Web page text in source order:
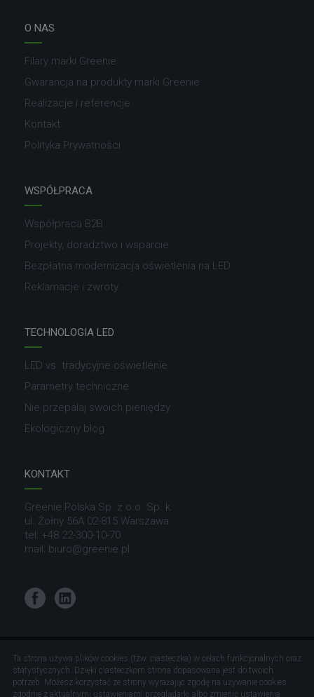
O NAS
Filary marki Greenie
Gwarancja na produkty marki Greenie
Realizacje i referencje
Kontakt
Polityka Prywatności
WSPÓŁPRACA
Współpraca B2B
Projekty, doradztwo i wsparcie
Bezpłatna modernizacja oświetlenia na LED
Reklamacje i zwroty
TECHNOLOGIA LED
LED vs. tradycyjne oświetlenie
Parametry techniczne
Nie przepalaj swoich pieniędzy
Ekologiczny blog
KONTAKT
Greenie Polska Sp. z o.o. Sp. k.
ul. Żołny 56A 02-815 Warszawa
tel: +48 22-300-10-70
mail: biuro@greenie.pl
FacebookLinkedIn
© Greenie World Polska.
Wszelkie prawa zastrzeżone.
Ta strona używa plików cookies (tzw. ciasteczka) w celach funkcjonalnych oraz
statystycznych. Dzięki ciasteczkom strona dopasowana jest do twoich
potrzeb. Możesz korzystać ze strony wyrażając zgodę na używanie cookies
zgodnie z aktualnymi ustawieniami przeglądarki albo zmienić ustawienia